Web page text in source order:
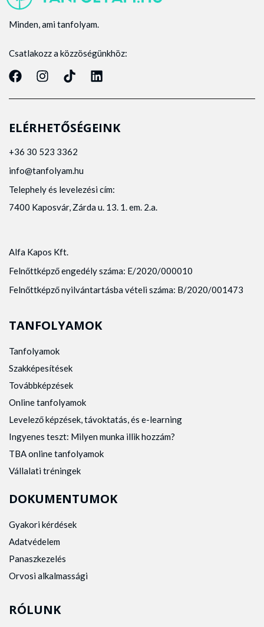
Minden, ami tanfolyam.
Csatlakozz a közzöségünkhöz:
ELÉRHETŐSÉGEINK
+36 30 523 3362
info@tanfolyam.hu
Telephely és levelezési cím:
7400 Kaposvár, Zárda u. 13. 1. em. 2.a.
Alfa Kapos Kft.
Felnőttképző engedély száma: E/2020/000010
Felnőttképző nyilvántartásba vételi száma: B/2020/001473
TANFOLYAMOK
Tanfolyamok
Szakképesítések
Továbbképzések
Online tanfolyamok
Levelező képzések, távoktatás, és e-learning
Ingyenes teszt: Milyen munka illik hozzám?
TBA online tanfolyamok
Vállalati tréningek
DOKUMENTUMOK
Gyakori kérdések
Adatvédelem
Panaszkezelés
Orvosi alkalmassági
RÓLUNK